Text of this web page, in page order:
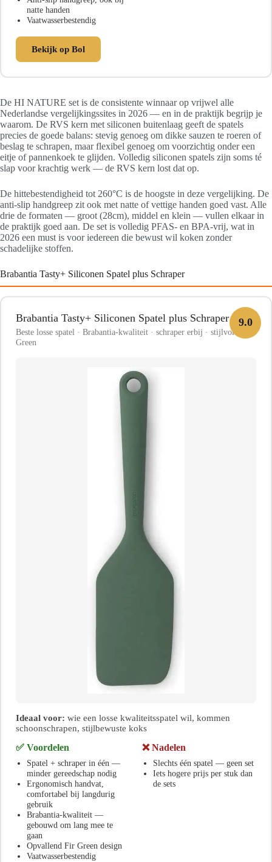
natte handen
Vaatwasserbestendig
Bekijk op Bol
De HI NATURE set is de consistente winnaar op vrijwel alle
Nederlandse vergelijkingssites in 2026 — en in de praktijk begrijp je
waarom. De RVS kern met siliconen buitenlaag geeft de spatels
precies de goede balans: stevig genoeg om dikke sauzen te roeren of
beslag te schrapen, maar flexibel genoeg om voorzichtig onder een
eitje of pannenkoek te glijden. Volledig siliconen spatels zijn soms té
slap voor krachtig werk — de RVS kern lost dat op.
De hittebestendigheid tot 260°C is de hoogste in deze vergelijking. De
anti-slip handgreep zit ook met natte of vettige handen goed vast. Alle
drie de formaten — groot (28cm), middel en klein — vullen elkaar in
de praktijk goed aan. De set is volledig PFAS- en BPA-vrij, wat in
2026 een must is voor iedereen die bewust wil koken zonder
schadelijke stoffen.
Brabantia Tasty+ Siliconen Spatel plus Schraper
9.0
Brabantia Tasty+ Siliconen Spatel plus Schraper
Beste losse spatel · Brabantia-kwaliteit · schraper erbij · stijlvol Fir
Green
Ideaal voor: wie een losse kwaliteitsspatel wil, kommen
schoonschrapen, stijlbewuste koks
✅ Voordelen
Spatel + schraper in één —
minder gereedschap nodig
Ergonomisch handvat,
comfortabel bij langdurig
gebruik
Brabantia-kwaliteit —
gebouwd om lang mee te
gaan
Opvallend Fir Green design
Vaatwasserbestendig
❌ Nadelen
Slechts één spatel — geen set
Iets hogere prijs per stuk dan
de sets